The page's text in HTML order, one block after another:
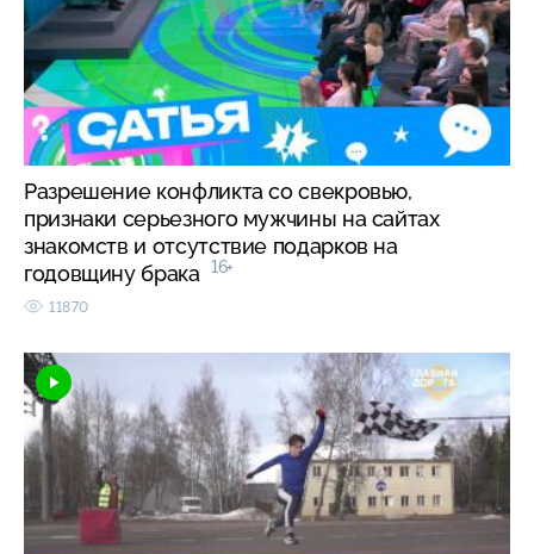
Разрешение конфликта со свекровью,
признаки серьезного мужчины на сайтах
знакомств и отсутствие подарков на
годовщину брака
16+
11870